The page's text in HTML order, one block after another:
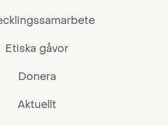
Etiska gåvor
Donera
Aktuellt